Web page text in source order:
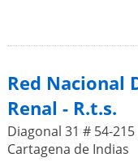
Red Nacional
Renal - R.t.s.
Diagonal 31 # 54-
Cartagena de Indias